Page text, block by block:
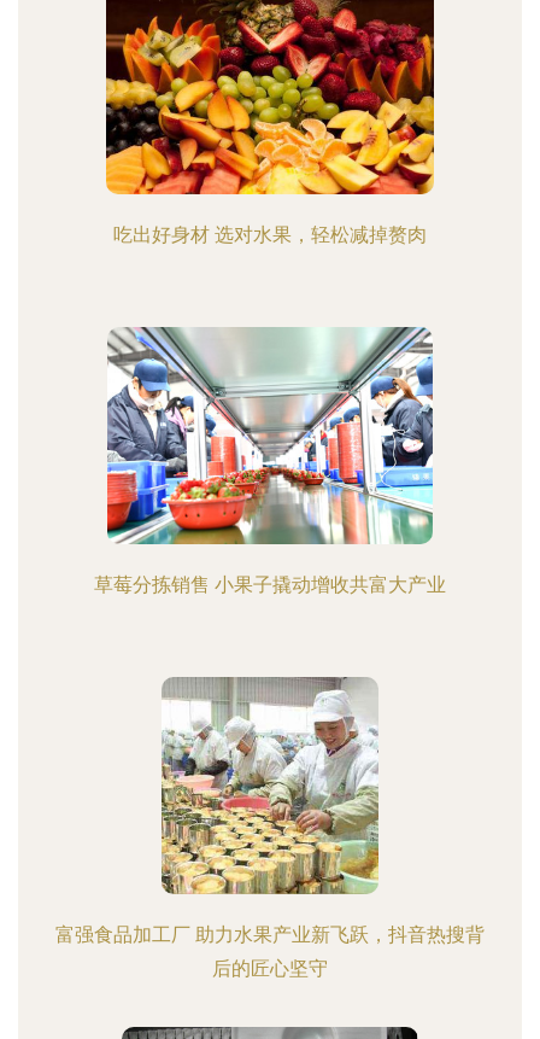
吃出好身材 选对水果，轻松减掉赘肉
草莓分拣销售 小果子撬动增收共富大产业
富强食品加工厂 助力水果产业新飞跃，抖音热搜背
后的匠心坚守